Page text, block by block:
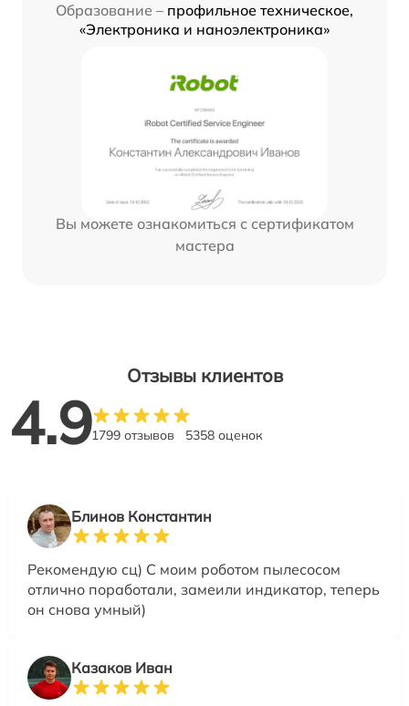
Образование – профильное техническое,
«Электроника и наноэлектроника»
Вы можете ознакомиться с сертификатом
мастера
Отзывы клиентов
4.91799 отзывов 5358 оценок
Блинов Константин
Рекомендую сц) С моим роботом пылесосом
отлично поработали, замеили индикатор, теперь
он снова умный)
Казаков Иван